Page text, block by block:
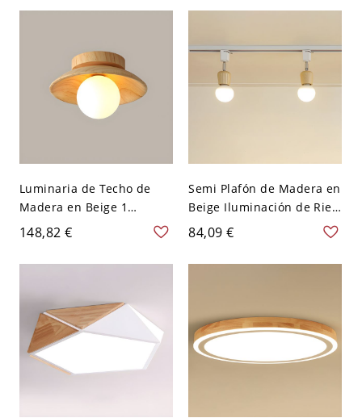
comedor - Redondo 110 A
V Cono
Luminaria de Techo de
Madera en Beige 1
Bombilla Semi Plafón
Pasillo - Madera 110 A 120
148,82 €
Semi Plafón de Madera en
Beige Iluminación de Riel
Ajustable Modernista
A 120 V 2
84,09 €